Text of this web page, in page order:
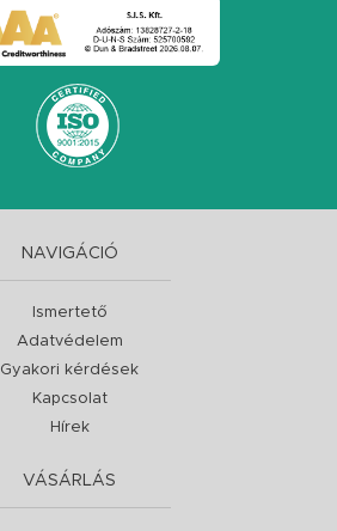
NAVIGÁCIÓ
Ismertető
Adatvédelem
Gyakori kérdések
Kapcsolat
Hírek
VÁSÁRLÁS